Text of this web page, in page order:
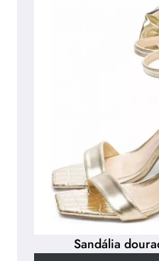
Sandália